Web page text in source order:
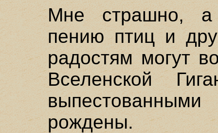
Мне страшно, а
пению птиц и
радостям могут
Вселенской
рождены.